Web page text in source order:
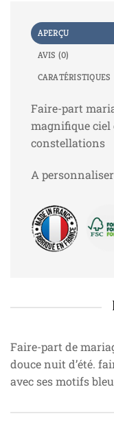
APERÇU
AVIS (0)
CARATÉRISTIQUES
Faire-part
magnifique ciel
constellations
A
Faire-part de
douce nuit d’été.
avec ses motifs